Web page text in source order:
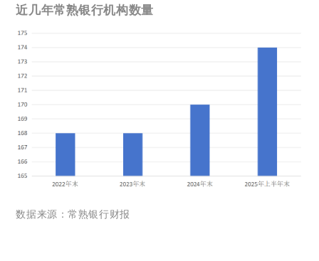
近几年常熟银行机构数量
数据来源：常熟银行财报